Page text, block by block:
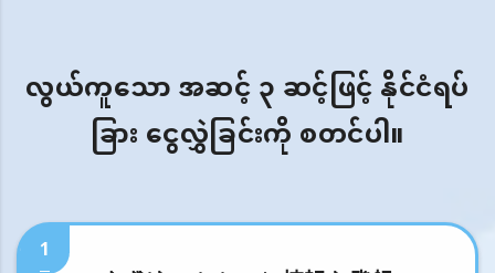
လွယ်ကူသော အဆင့် ၃ ဆင့်ဖြင့် နိုင်ငံရပ်
ခြား ငွေလွှဲခြင်းကို စတင်ပါ။
1